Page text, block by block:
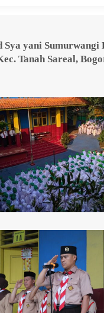
Sya yani Sumurwangi
Tanah Sareal,